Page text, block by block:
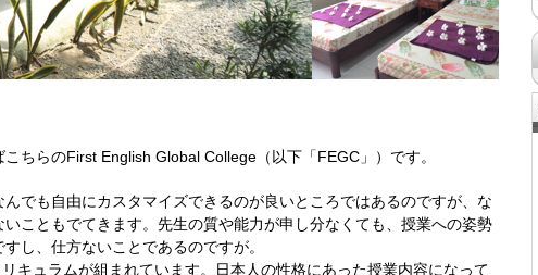
ちらのFirst English Global College（以下「FEGC」）です。
でも自由にカスタマイズできるのが良いところではあるのですが、な
こともでてきます。先生の質や能力が申し分なくても、授業への姿勢
し、仕方ないことであるのですが。
キュラムが組まれています。日本人の性格にあった授業内容になって